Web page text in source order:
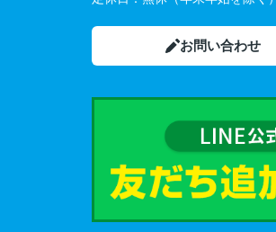
お問い合わせ